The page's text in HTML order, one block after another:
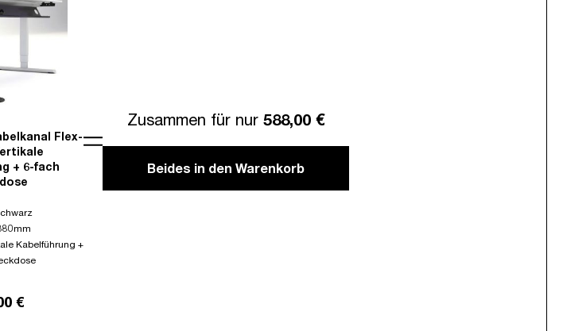
Flex-
+ 6-fach
Kabelführung +
€
Zusammen für nur 588,00 €
Beides in den Warenkorb